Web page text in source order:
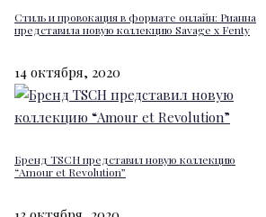
Стиль и провокация в формате онлайн: Рианна
представила новую коллекцию Savage x Fenty
14 октября, 2020
Бренд TSCH представил новую коллекцию
“Amour et Revolution”